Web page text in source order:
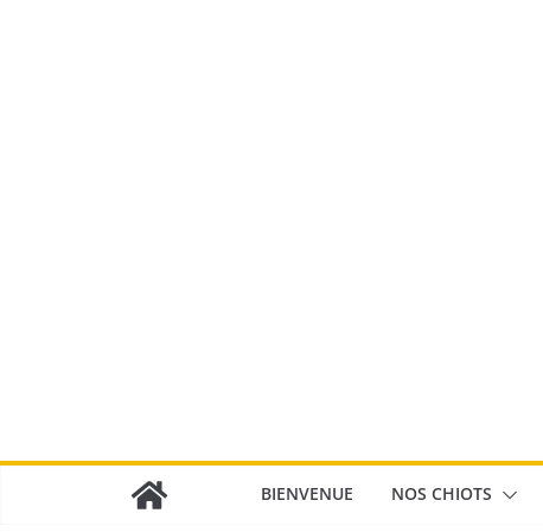
BIENVENUE NOS CHIOTS